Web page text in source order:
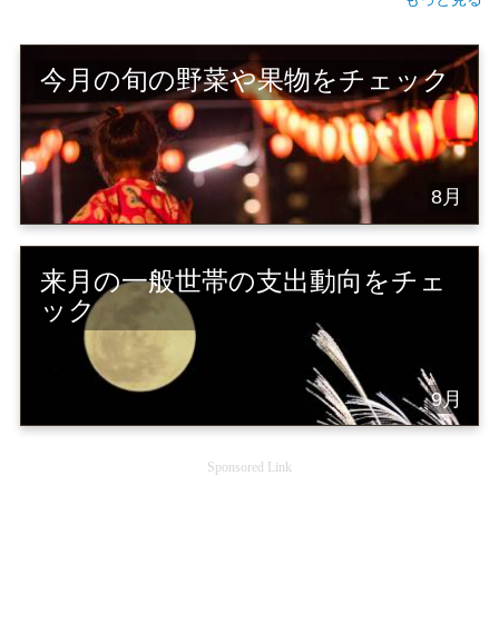
今月の旬の野菜や果物をチェック
8月
来月の一般世帯の支出動向をチェ
ック
9月
Sponsored Link